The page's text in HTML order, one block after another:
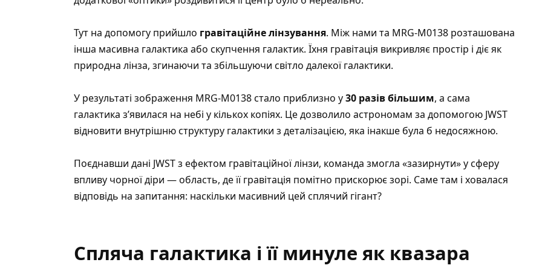
Тут на допомогу прийшло гравітаційне лінзування. Між нами та MRG-M0138 розташована
інша масивна галактика або скупчення галактик. Їхня гравітація викривляє простір і діє як
природна лінза, згинаючи та збільшуючи світло далекої галактики.
У результаті зображення MRG-M0138 стало приблизно у30 разів більшим, а сама
галактика з’явилася на небі у кількох копіях. Це дозволило астрономам за допомогою JWST
відновити внутрішню структуру галактики з деталізацією, яка інакше була б недосяжною.
Поєднавши дані JWST з ефектом гравітаційної лінзи, команда змогла «зазирнути» у сферу
впливу чорної діри — область, де її гравітація помітно прискорює зорі. Саме там і ховалася
відповідь на запитання: наскільки масивний цей сплячий гігант?
Спляча галактика і її минуле як квазара